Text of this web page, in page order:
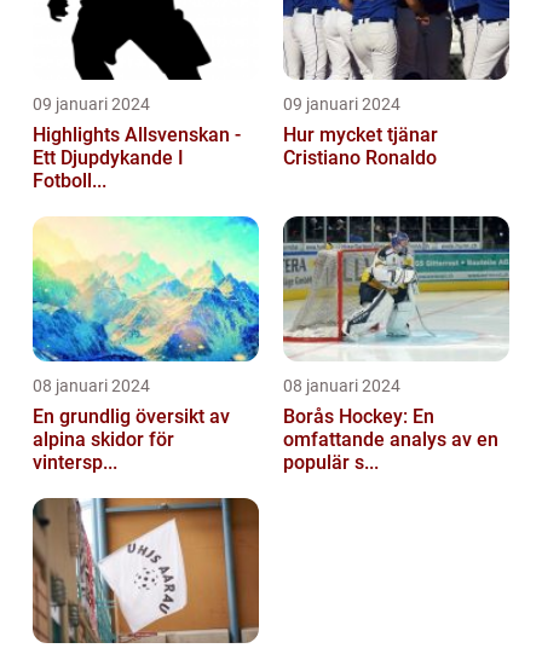
09 januari 2024
Highlights Allsvenskan -
Ett Djupdykande I
Fotboll...
09 januari 2024
Hur mycket tjänar
Cristiano Ronaldo
08 januari 2024
En grundlig översikt av
alpina skidor för
vintersp...
08 januari 2024
Borås Hockey: En
omfattande analys av en
populär s...